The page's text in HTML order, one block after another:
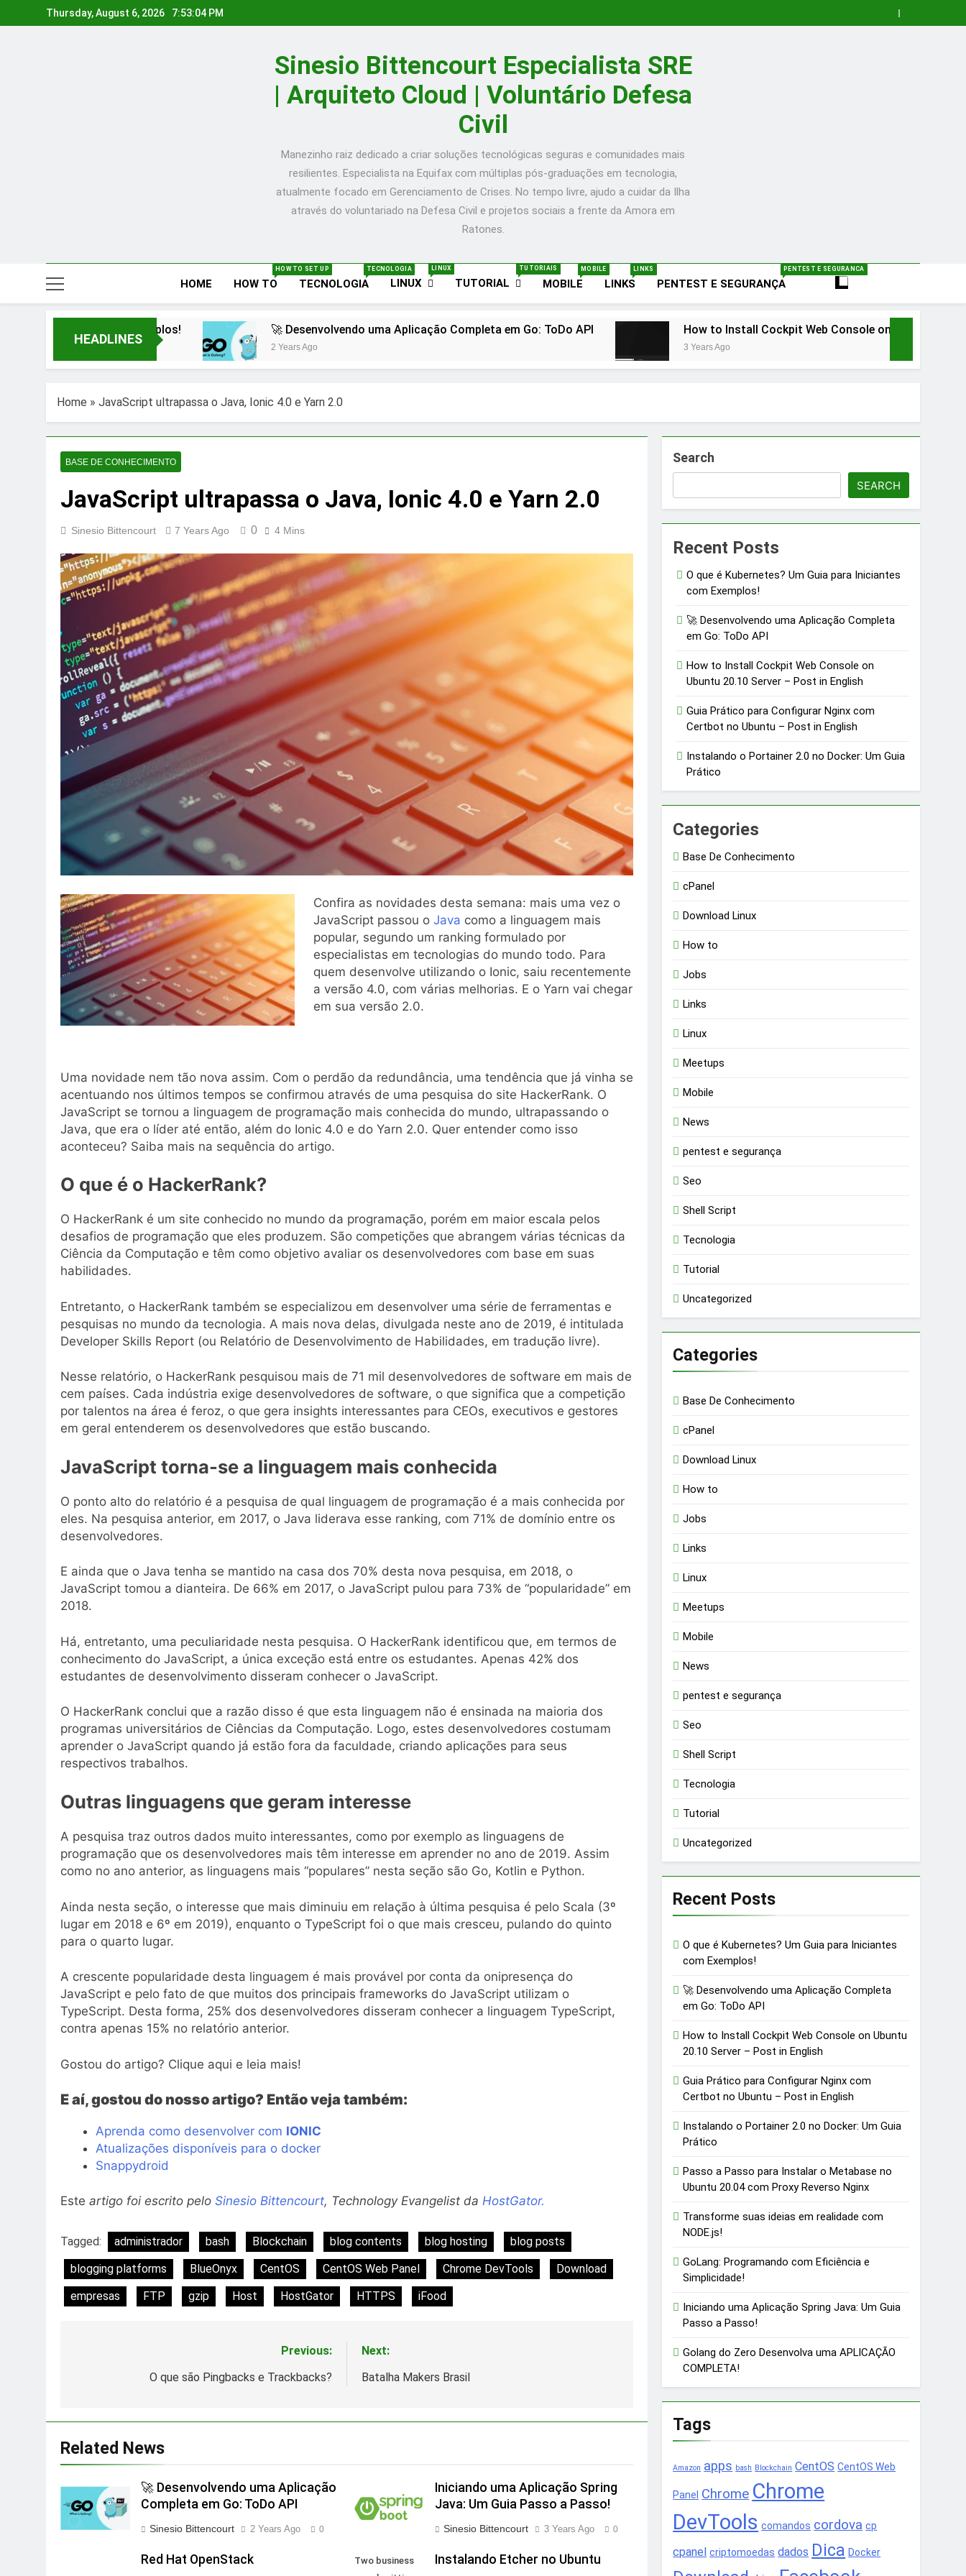
to
Thursday, August 6, 2026 7:53:05 PM
Configurar
Certbot
no
–
Post
in
English
é
Guia
para
Iniciantes
com
Exemplos!
Desenvolvendo
Completa
em
ToDo
API
How
Cockpit
Web
on
Ubuntu
20.10
Server
Post
in
English
para
Configurar
com
Certbot
no
Ubuntu
Post
in
English
que
é
Kubernetes?
Um
Guia
para
Iniciantes
Exemplos!
🚀
Desenvolvendo
Aplicação
Completa
em
Go:
API
How
Install
Cockpit
Web
Console
Ubuntu
20.10
Server
–
Post
in
English
Prático
para
Configurar
Nginx
Certbot
no
Ubuntu
–
Post
in
English
Sinesio Bittencourt Especialista SRE
| Arquiteto Cloud | Voluntário Defesa
Civil
Manezinho raiz dedicado a criar soluções tecnológicas seguras e comunidades mais
resilientes. Especialista na Equifax com múltiplas pós-graduações em tecnologia,
atualmente focado em Gerenciamento de Crises. No tempo livre, ajudo a cuidar da Ilha
através do voluntariado na Defesa Civil e projetos sociais a frente da Amora em
Ratones.
HOME HOW TO
HOW TO SET UP
TECNOLOGIA
TECNOLOGIA
LINUX
LINUX
TUTORIAL
TUTORIAIS
MOBILE
MOBILE
LINKS
LINKS
PENTEST E SEGURANÇA
PENTEST E SEGURANCA
HEADLINES
🚀 Desenvolvendo uma Aplicação Completa em Go: ToDo API
2 Years Ago
How to Install Cockpit Web Console on Ubuntu 20.10 Server – Post in
Home » JavaScript ultrapassa o Java, Ionic 4.0 e Yarn 2.0
BASE DE CONHECIMENTO
JavaScript ultrapassa o Java, Ionic 4.0 e Yarn 2.0
Sinesio Bittencourt 7 Years Ago 0 4 Mins
Confira as novidades desta semana: mais uma vez o
JavaScript passou o Java como a linguagem mais
popular, segundo um ranking formulado por
especialistas em tecnologias do mundo todo. Para
quem desenvolve utilizando o Ionic, saiu recentemente
a versão 4.0, com várias melhorias. E o Yarn vai chegar
em sua versão 2.0.
Uma novidade nem tão nova assim. Com o perdão da redundância, uma tendência que já vinha se
acentuando nos últimos tempos se confirmou através de uma pesquisa do site HackerRank. O
JavaScript se tornou a linguagem de programação mais conhecida do mundo, ultrapassando o
Java, que era o líder até então, além do Ionic 4.0 e do Yarn 2.0. Quer entender como isso
aconteceu? Saiba mais na sequência do artigo.
O que é o HackerRank?
O HackerRank é um site conhecido no mundo da programação, porém em maior escala pelos
desafios de programação que eles produzem. São competições que abrangem várias técnicas da
Ciência da Computação e têm como objetivo avaliar os desenvolvedores com base em suas
habilidades.
Entretanto, o HackerRank também se especializou em desenvolver uma série de ferramentas e
pesquisas no mundo da tecnologia. A mais nova delas, divulgada neste ano de 2019, é intitulada
Developer Skills Report (ou Relatório de Desenvolvimento de Habilidades, em tradução livre).
Nesse relatório, o HackerRank pesquisou mais de 71 mil desenvolvedores de software em mais de
cem países. Cada indústria exige desenvolvedores de software, o que significa que a competição
por talentos na área é feroz, o que gera insights interessantes para CEOs, executivos e gestores
em geral entenderem os desenvolvedores que estão buscando.
JavaScript torna-se a linguagem mais conhecida
O ponto alto do relatório é a pesquisa de qual linguagem de programação é a mais conhecida por
eles. Na pesquisa anterior, em 2017, o Java liderava esse ranking, com 71% de domínio entre os
desenvolvedores.
E ainda que o Java tenha se mantido na casa dos 70% desta nova pesquisa, em 2018, o
JavaScript tomou a dianteira. De 66% em 2017, o JavaScript pulou para 73% de “popularidade” em
2018.
Há, entretanto, uma peculiaridade nesta pesquisa. O HackerRank identificou que, em termos de
conhecimento do JavaScript, a única exceção está entre os estudantes. Apenas 42% dos
estudantes de desenvolvimento disseram conhecer o JavaScript.
O HackerRank conclui que a razão disso é que esta linguagem não é ensinada na maioria dos
programas universitários de Ciências da Computação. Logo, estes desenvolvedores costumam
aprender o JavaScript quando já estão fora da faculdade, criando aplicações para seus
respectivos trabalhos.
Outras linguagens que geram interesse
A pesquisa traz outros dados muito interessantes, como por exemplo as linguagens de
programação que os desenvolvedores mais têm interesse em aprender no ano de 2019. Assim
como no ano anterior, as linguagens mais “populares” nesta seção são Go, Kotlin e Python.
Ainda nesta seção, o interesse que mais diminuiu em relação à última pesquisa é pelo Scala (3º
lugar em 2018 e 6º em 2019), enquanto o TypeScript foi o que mais cresceu, pulando do quinto
para o quarto lugar.
A crescente popularidade desta linguagem é mais provável por conta da onipresença do
JavaScript e pelo fato de que muitos dos principais frameworks do JavaScript utilizam o
TypeScript. Desta forma, 25% dos desenvolvedores disseram conhecer a linguagem TypeScript,
contra apenas 15% no relatório anterior.
Gostou do artigo? Clique aqui e leia mais!
E aí, gostou do nosso artigo? Então veja também:
Aprenda como desenvolver com IONIC
Atualizações disponíveis para o docker
Snappydroid
Este artigo foi escrito pelo Sinesio Bittencourt, Technology Evangelist da HostGator.
Tagged: administrador bash Blockchain blog contents blog hosting
blog posts
blogging platforms
BlueOnyx CentOS CentOS Web Panel Chrome DevTools
Download
empresas
FTP gzip Host HostGator HTTPS iFood
navigation
Previous:
O que são Pingbacks e Trackbacks?
Next:
Batalha Makers Brasil
Related News
🚀 Desenvolvendo uma Aplicação
Completa em Go: ToDo API
Sinesio Bittencourt 2 Years Ago 0
Iniciando uma Aplicação Spring
Java: Um Guia Passo a Passo!
Sinesio Bittencourt 3 Years Ago 0
Red Hat OpenStack
Two business
Instalando Etcher no Ubuntu
Search
SEARCH
Recent Posts
O que é Kubernetes? Um Guia para Iniciantes
com Exemplos!
🚀 Desenvolvendo uma Aplicação Completa
em Go: ToDo API
How to Install Cockpit Web Console on
Ubuntu 20.10 Server – Post in English
Guia Prático para Configurar Nginx com
Certbot no Ubuntu – Post in English
Instalando o Portainer 2.0 no Docker: Um Guia
Prático
Categories
Base De Conhecimento
cPanel
Download Linux
How to
Jobs
Links
Linux
Meetups
Mobile
News
pentest e segurança
Seo
Shell Script
Tecnologia
Tutorial
Uncategorized
Categories
Base De Conhecimento
cPanel
Download Linux
How to
Jobs
Links
Linux
Meetups
Mobile
News
pentest e segurança
Seo
Shell Script
Tecnologia
Tutorial
Uncategorized
Recent Posts
O que é Kubernetes? Um Guia para Iniciantes
com Exemplos!
🚀 Desenvolvendo uma Aplicação Completa
em Go: ToDo API
How to Install Cockpit Web Console on Ubuntu
20.10 Server – Post in English
Guia Prático para Configurar Nginx com
Certbot no Ubuntu – Post in English
Instalando o Portainer 2.0 no Docker: Um Guia
Prático
Passo a Passo para Instalar o Metabase no
Ubuntu 20.04 com Proxy Reverso Nginx
Transforme suas ideias em realidade com
NODE.js!
GoLang: Programando com Eficiência e
Simplicidade!
Iniciando uma Aplicação Spring Java: Um Guia
Passo a Passo!
Golang do Zero Desenvolva uma APLICAÇÃO
COMPLETA!
Tags
Amazon apps bash Blockchain CentOS CentOS Web
Panel Chrome Chrome
DevTools comandos cordova cp
cpanel criptomoedas dados Dica Docker